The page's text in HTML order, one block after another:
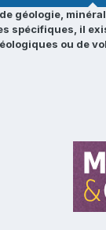
géologie,
spécifiques, il
ou de